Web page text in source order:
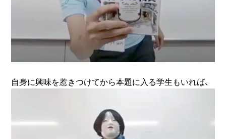
自身に興味を惹きつけてから本題に入る学生もいれば、